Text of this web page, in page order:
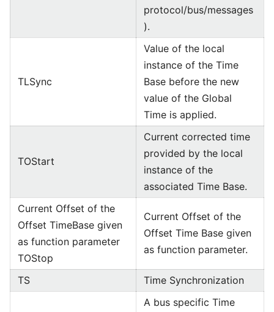
protocol/bus/messages
).
TLSync
Value of the local
instance of the Time
Base before the new
value of the Global
Time is applied.
TOStart
Current corrected time
provided by the local
instance of the
associated Time Base.
Current Offset of the
Offset TimeBase given
as function parameter
TOStop
Current Offset of the
Offset Time Base given
as function parameter.
TS Time Synchronization
A bus specific Time